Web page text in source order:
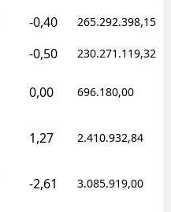
-0,40 265.292.398,15
-0,50 230.271.119,32
0,00 696.180,00
1,27 2.410.932,84
-2,61 3.085.919,00